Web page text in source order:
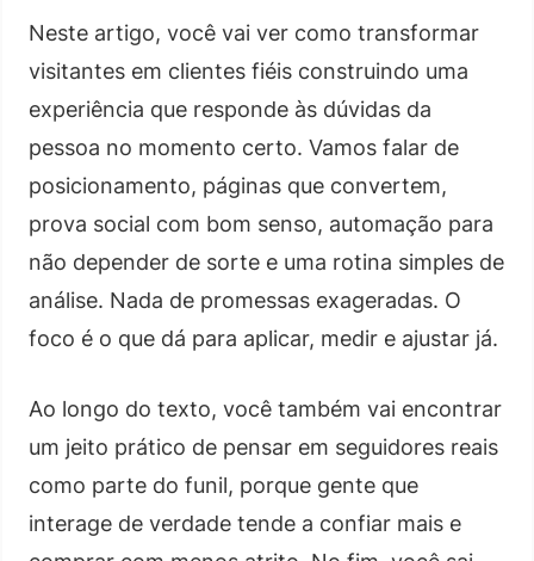
Neste artigo, você vai ver como transformar
visitantes em clientes fiéis construindo uma
experiência que responde às dúvidas da
pessoa no momento certo. Vamos falar de
posicionamento, páginas que convertem,
prova social com bom senso, automação para
não depender de sorte e uma rotina simples de
análise. Nada de promessas exageradas. O
foco é o que dá para aplicar, medir e ajustar já.
Ao longo do texto, você também vai encontrar
um jeito prático de pensar em seguidores reais
como parte do funil, porque gente que
interage de verdade tende a confiar mais e